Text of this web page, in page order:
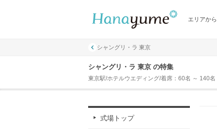
エリアか
シャングリ・ラ 東京
シャングリ・ラ 東京 の特集
東京駅/ホテルウエディング/着席：60名 ～ 140名
式場トップ